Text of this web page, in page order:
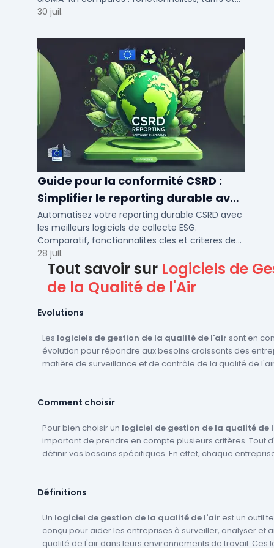
déploiement SaaS pour PME et ETI.
30 juil.
Guide pour la conformité CSRD :
Simplifier le reporting durable avec
des logiciels automatisés
Automatisez votre reporting durable CSRD avec
les meilleurs logiciels de collecte ESG.
Comparatif, fonctionnalites cles et criteres de
choix pour PME et ETI en 2026.
28 juil.
Tout savoir sur Logiciels de
de la Qualité de l'Air
Evolutions
Les logiciels de gestion de la qualité de l'air sont en
évolution pour répondre aux besoins croissants des
matière de surveillance et de contrôle de la qualité de
prévisions et des analyses. De plus, l'Internet des objets
temps réel à partir de divers capteurs et dispositifs
logiciels pourraient également devenir plus conviviaux,
interfaces utilisateur améliorées et des fonctionnalités de
informations sensibles.
Comment choisir
Pour bien choisir un logiciel de gestion de la qualité de
important de prendre en compte plusieurs critères. Tout
définir vos besoins spécifiques. En effet, chaque
prendre en compte le coût du logiciel. Il existe des
besoin. Il est donc important de comparer les prix et les
des différents logiciels. Enfin, il faut prendre en compte le
déploiement du logiciel. Certains logiciels sont
Définitions
Un logiciel de gestion de la qualité de l'air est un outil
conçu pour aider les entreprises à surveiller, analyser et
qualité de l'air dans leurs environnements de travail. Ces